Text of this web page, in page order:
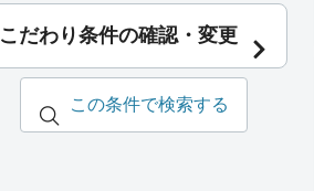
こだわり条件の確認・変更
この条件で検索する